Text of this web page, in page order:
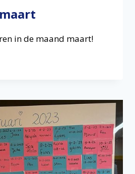
in de maand maart!